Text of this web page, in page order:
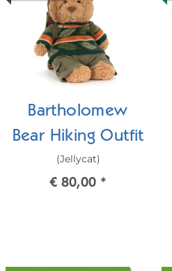
Bartholomew
Bear Hiking Outfit
(Jellycat)
€ 80,00 *